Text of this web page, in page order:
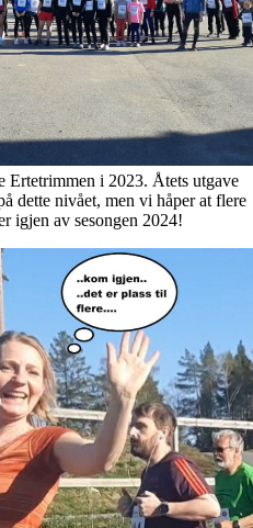
Ertetrimmen i 2023. Åtets utgave
dette nivået, men vi håper at flere
igjen av sesongen 2024!